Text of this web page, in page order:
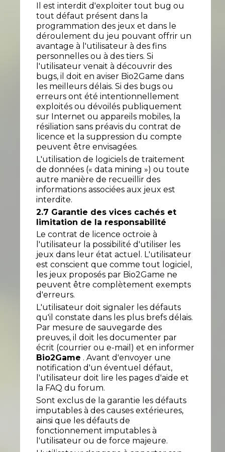
Il est interdit d'exploiter tout bug ou
tout défaut présent dans la
programmation des jeux et dans le
déroulement du jeu pouvant offrir un
avantage à l'utilisateur à des fins
personnelles ou à des tiers. Si
l'utilisateur venait à découvrir des
bugs, il doit en aviser Bio2Game dans
les meilleurs délais. Si des bugs ou
erreurs ont été intentionnellement
exploités ou dévoilés publiquement
sur Internet ou appareils mobiles, la
résiliation sans préavis du contrat de
licence et la suppression du compte
peuvent être envisagées.
L'utilisation de logiciels de traitement
de données (« data mining ») ou toute
autre manière de recueillir des
informations associées aux jeux est
interdite.
2.7 Garantie des vices cachés et
limitation de la responsabilité
Le contrat de licence octroie à
l'utilisateur la possibilité d'utiliser les
jeux dans leur état actuel. L'utilisateur
est conscient que comme tout logiciel,
les jeux proposés par Bio2Game ne
peuvent être complètement exempts
d'erreurs.
L'utilisateur doit signaler les défauts
qu'il constate dans les plus brefs délais.
Par mesure de sauvegarde des
preuves, il doit les documenter par
écrit (courrier ou e-mail) et en informer
Bio2Game . Avant d'envoyer une
notification d'un éventuel défaut,
l'utilisateur doit lire les pages d'aide et
la FAQ du forum.
Sont exclus de la garantie les défauts
imputables à des causes extérieures,
ainsi que les défauts de
fonctionnement imputables à
l'utilisateur ou de force majeure.